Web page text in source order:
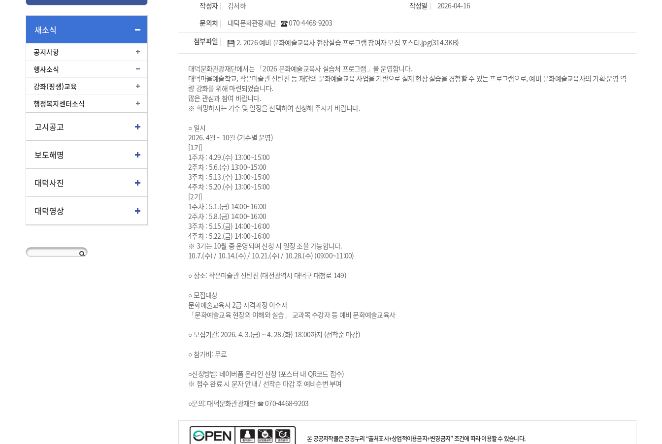
종합민원안내
부동산
교통
새소식
공지사항
행사소식
강좌(평생)교육
행정복지센터소식
고시공고
보도해명
대덕사진
대덕영상
작성자 | 김서하 작성일 |
2026-04-16
문의처 | 대덕문화관광재단
070-4468-9203
첨부파일 | 2. 2026 예비 문화예술교육사 현장실습 프로그램 참여자 모집 포스터.jpg(314.3KB)
대덕문화관광재단에서는 「2026 문화예술교육사 실습처 프로그램」을 운영합니다.
대덕마을예술학교, 작은미술관 신탄진 등 재단의 문화예술교육 사업을 기반으로 실제 현장 실습을 경험할 수 있는 프로그램으로, 예비 문화예술교육사의 기획·운영 역
량 강화를 위해 마련되었습니다.
많은 관심과 참여 바랍니다.
※ 희망하시는 기수 및 일정을 선택하여 신청해 주시기 바랍니다.
○ 일시
2026. 4월 ~ 10월 (기수별 운영)
[1기]
1주차 : 4.29.(수) 13:00~15:00
2주차 : 5.6.(수) 13:00~15:00
3주차 : 5.13.(수) 13:00~15:00
4주차 : 5.20.(수) 13:00~15:00
[2기]
1주차 : 5.1.(금) 14:00~16:00
2주차 : 5.8.(금) 14:00~16:00
3주차 : 5.15.(금) 14:00~16:00
4주차 : 5.22.(금) 14:00~16:00
※ 3기는 10월 중 운영되며 신청 시 일정 조율 가능합니다.
10.7.(수) / 10.14.(수) / 10.21.(수) / 10.28.(수) (09:00~11:00)
○ 장소: 작은미술관 신탄진 (대전광역시 대덕구 대청로 149)
○ 모집대상
문화예술교육사 2급 자격과정 이수자
「문화예술교육 현장의 이해와 실습」 교과목 수강자 등 예비 문화예술교육사
○ 모집기간: 2026. 4. 3.(금) ~ 4. 28.(화) 18:00까지 (선착순 마감)
○ 참가비: 무료
○신청방법: 네이버폼 온라인 신청 (포스터 내 QR코드 접수)
※ 접수 완료 시 문자 안내 / 선착순 마감 후 예비순번 부여
○문의: 대덕문화관광재단 ☎ 070-4468-9203
본 공공저작물은 공공누리 “출처표시+상업적이용금지+변경금지” 조건에 따라 이용할 수 있습니다.